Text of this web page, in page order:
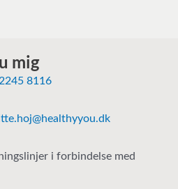
mig
2245 8116
i forbindelse med